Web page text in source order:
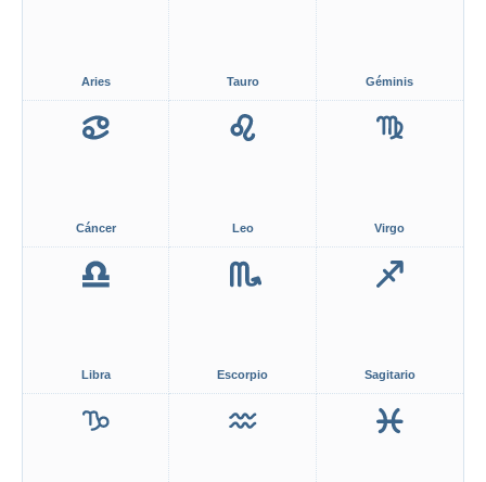
Aries Tauro Géminis
Cáncer Leo Virgo
Libra Escorpio Sagitario